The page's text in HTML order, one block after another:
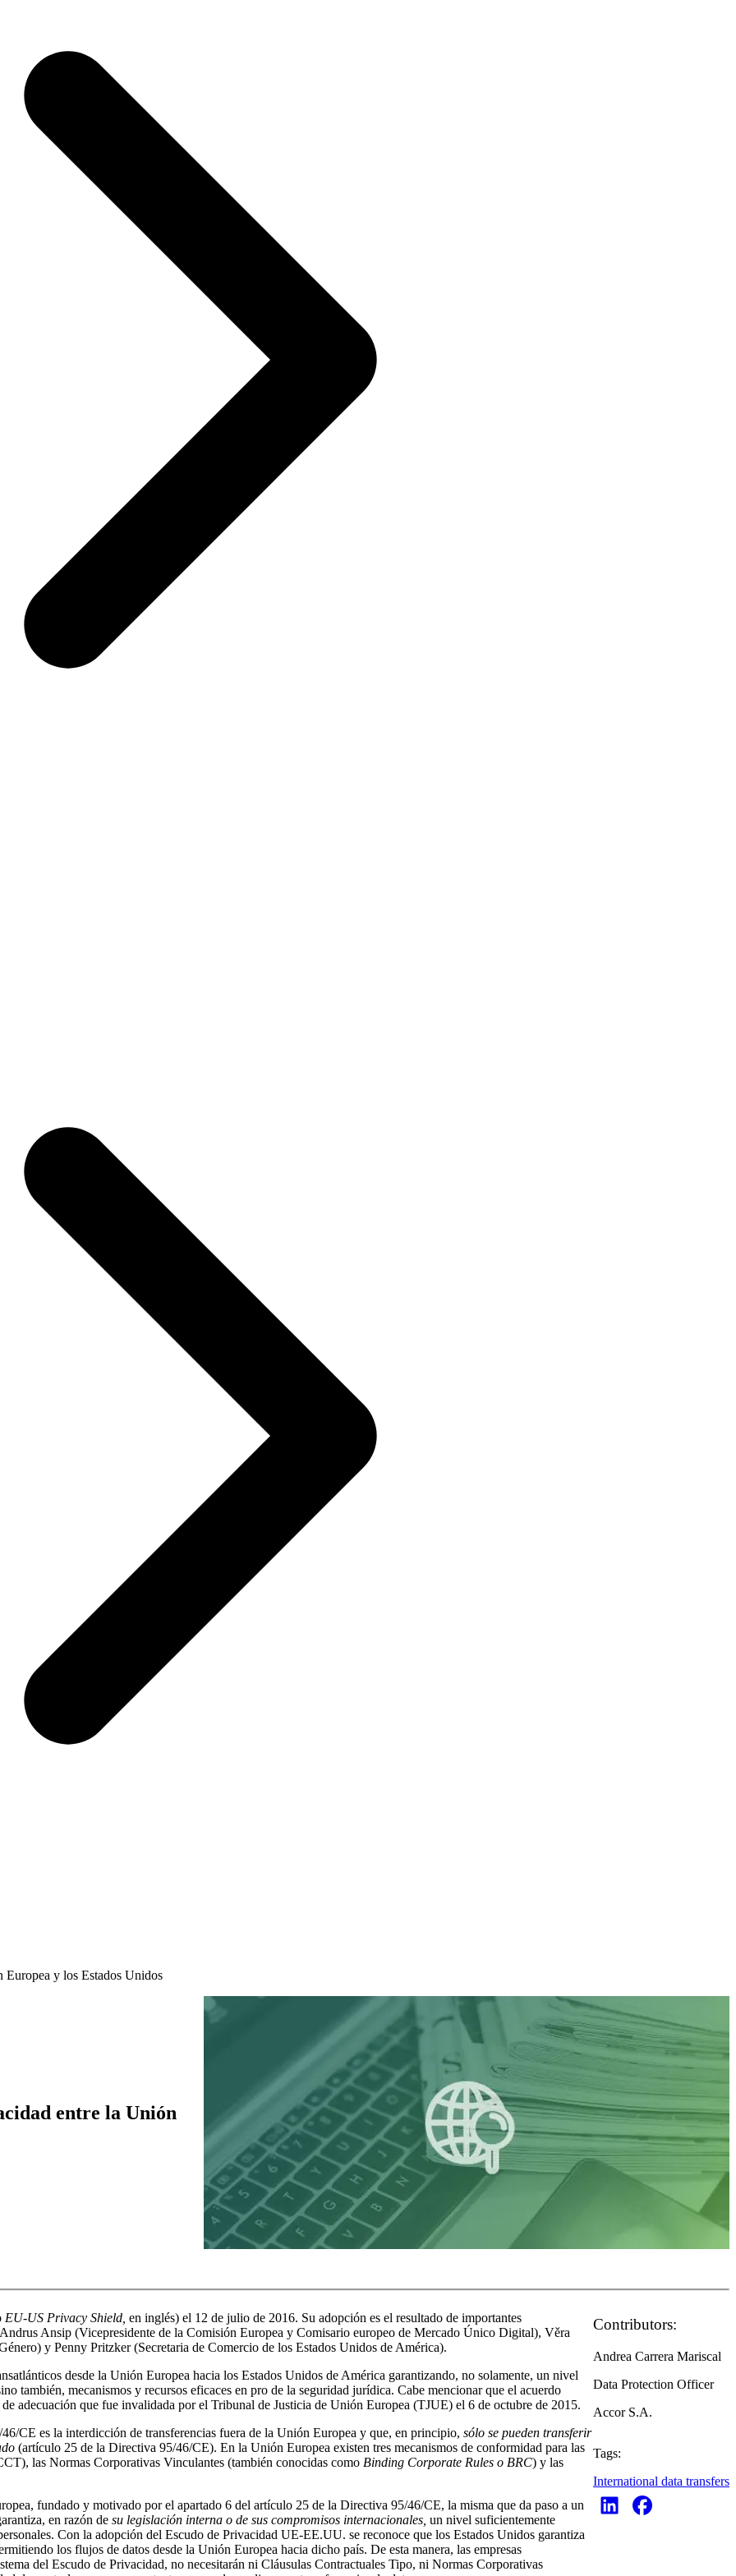
Europea y los Estados Unidos
entre la Unión
EU-US Privacy Shield, en inglés) el 12 de julio de 2016. Su adopción es el resultado de importantes
Ansip (Vicepresidente de la Comisión Europea y Comisario europeo de Mercado Único Digital), Věra
y Penny Pritzker (Secretaria de Comercio de los Estados Unidos de América).
desde la Unión Europea hacia los Estados Unidos de América garantizando, no solamente, un nivel
también, mecanismos y recursos eficaces en pro de la seguridad jurídica. Cabe mencionar que el acuerdo
adecuación que fue invalidada por el Tribunal de Justicia de Unión Europea (TJUE) el 6 de octubre de 2015.
CE es la interdicción de transferencias fuera de la Unión Europea y que, en principio, sólo se pueden transferir
(artículo 25 de la Directiva 95/46/CE). En la Unión Europea existen tres mecanismos de conformidad para las
las Normas Corporativas Vinculantes (también conocidas como Binding Corporate Rules o BRC) y las
fundado y motivado por el apartado 6 del artículo 25 de la Directiva 95/46/CE, la misma que da paso a un
en razón de su legislación interna o de sus compromisos internacionales, un nivel suficientemente
Con la adopción del Escudo de Privacidad UE-EE.UU. se reconoce que los Estados Unidos garantiza
los flujos de datos desde la Unión Europea hacia dicho país. De esta manera, las empresas
del Escudo de Privacidad, no necesitarán ni Cláusulas Contractuales Tipo, ni Normas Corporativas
Contributors:
Andrea Carrera Mariscal
Data Protection Officer
Accor S.A.
Tags:
International data transfers